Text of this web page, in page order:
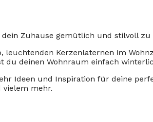
Zuhause gemütlich und stilvoll
leuchtenden Kerzenlaternen im
du deinen Wohnraum einfach
Ideen und Inspiration für deine
vielem mehr.